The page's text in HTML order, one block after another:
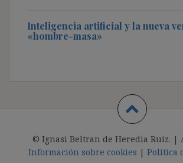
Inteligencia artificial y la nueva
«hombre-masa»
© Ignasi Beltran de Heredia Ruiz. |
Información sobre cookies | Política